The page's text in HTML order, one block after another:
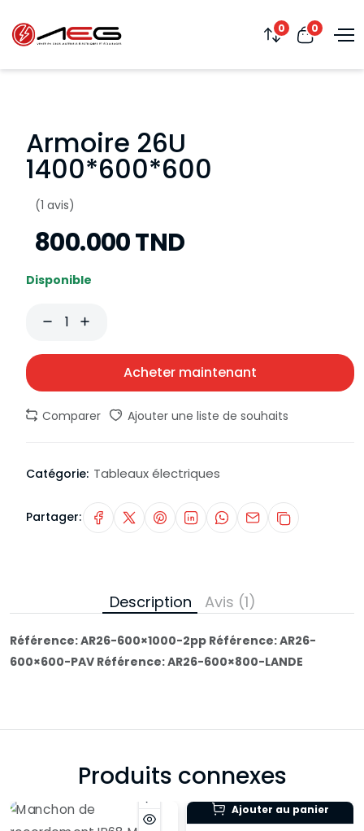
0 0
Armoire 26U
1400*600*600
(1 avis)
800.000 TND
Disponible
Acheter maintenant
Comparer Ajouter une liste de souhaits
Catégorie: Tableaux électriques
Partager:
Description Avis (1)
Référence: AR26-600×1000-2pp Référence: AR26-
600×600-PAV Référence: AR26-600×800-LANDE
Produits connexes
Ajouter au panier